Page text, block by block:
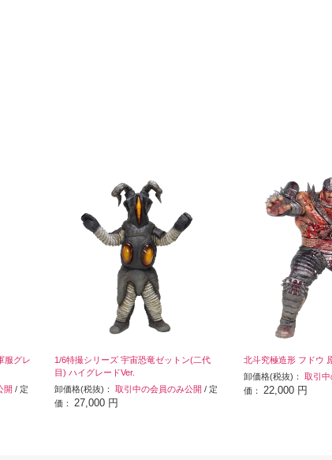
服グレ
開 / 定
1/6特撮シリーズ 宇宙恐竜ゼットン(二代
目) ハイグレードVer.
卸価格(税抜)： 取引中の会員のみ公開 / 定
価： 27,000 円
北斗究極造形 フドウ
卸価格(税抜)： 取引中
価： 22,000 円